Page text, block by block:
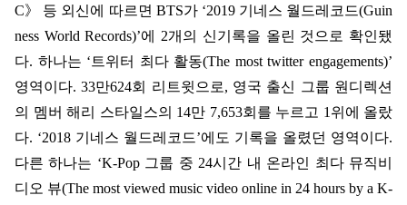
C》 등 외신에 따르면 BTS가 ‘2019 기네스 월드레코드(Guin
ness World Records)’에 2개의 신기록을 올린 것으로 확인됐
다. 하나는 ‘ 트위터 최다 활동(The most twitter engagements)’
영역이다. 33만624회 리트윗으로, 영국 출신 그룹 원디렉션
의 멤버 해리 스타일스의 14만 7,653회를 누르고 1 위에 올랐
다. ‘2018 기네스 월드레코드’에도 기록을 올렸던 영역이다.
다른 하나는 ‘K-Pop 그룹 중 24시간 내 온라인 최다 뮤직비
디오 뷰(The most viewed music video online in 24 hours by a K-